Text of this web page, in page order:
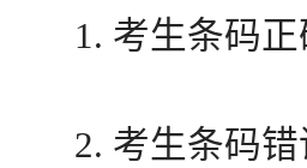
1. 考生条码正
2. 考生条码错